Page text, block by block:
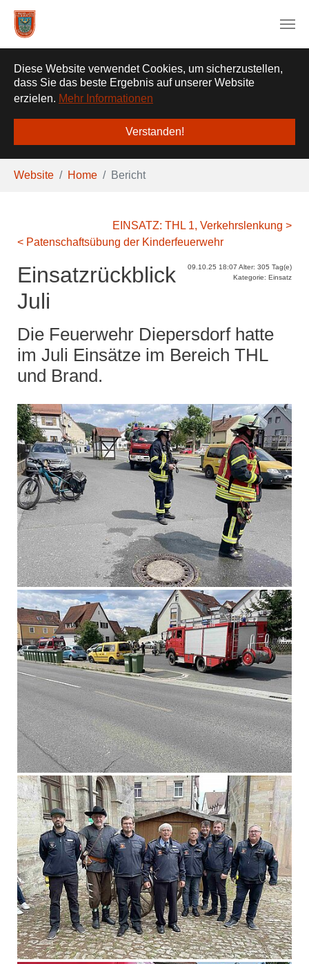
Diese Website verwendet Cookies, um sicherzustellen,
dass Sie das beste Ergebnis auf unserer Website
erzielen. Mehr Informationen
Verstanden!
Sie sind hier:
Website Home Bericht
EINSATZ: THL 1, Verkehrslenkung >
< Patenschaftsübung der Kinderfeuerwehr
09.10.25 18:07 Alter: 305 Tag(e)
Kategorie: Einsatz
Einsatzrückblick
Juli
Die Feuerwehr Diepersdorf hatte
im Juli Einsätze im Bereich THL
und Brand.